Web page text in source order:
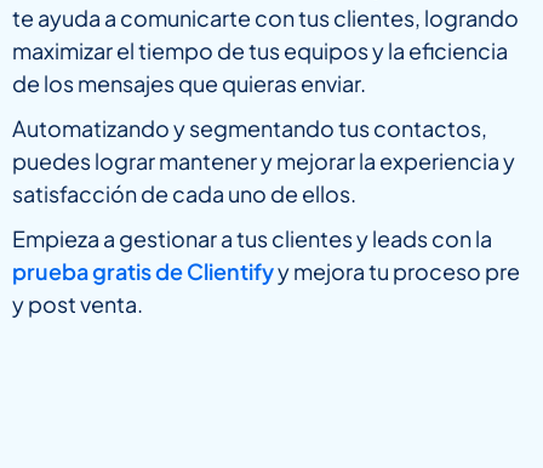
te ayuda a comunicarte con tus clientes, logrando
maximizar el tiempo de tus equipos y la eficiencia
de los mensajes que quieras enviar.
Automatizando y segmentando tus contactos,
puedes lograr mantener y mejorar la experiencia y
satisfacción de cada uno de ellos.
Empieza a gestionar a tus clientes y leads con la
prueba gratis de Clientifyy mejora tu proceso pre
y post venta.